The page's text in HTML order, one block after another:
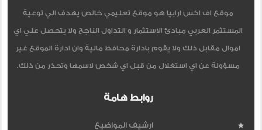
موقع اف اكس ارابيا هو موقع تعليمي خالص يهدف الي توعية
المستثمر العربي مبادئ الاستثمار و التداول الناجح ولا يتحصل علي اي
اموال مقابل ذلك ولا يقوم بادارة محافظ مالية وان ادارة الموقع غير
مسؤولة عن اي استغلال من قبل اي شخص لاسمها وتحذر من ذلك.
روابط هامة
ارشيف المواضيع